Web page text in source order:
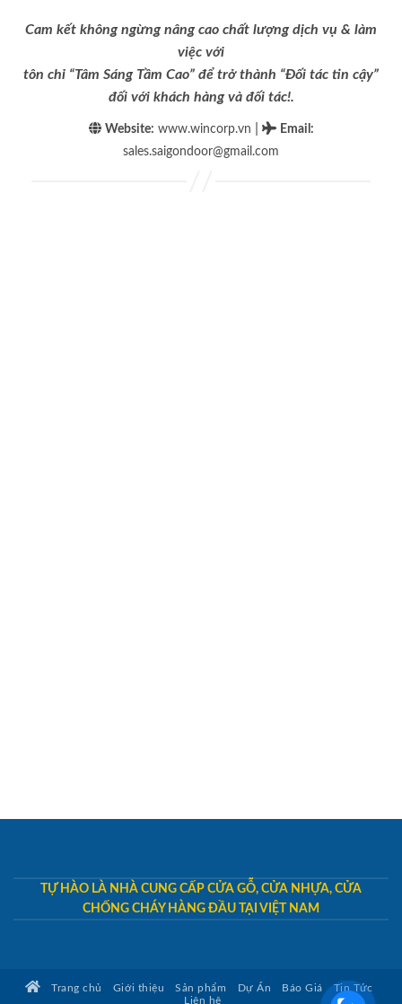
Cam kết không ngừng nâng cao chất lượng dịch vụ & làm
việc với
tôn chỉ “Tâm Sáng Tầm Cao” để trở thành “Đối tác tin cậy”
đối với khách hàng và đối tác!.
Website: www.wincorp.vn Email :
sales.saigondoor@gmail.com
TỰ HÀO LÀ NHÀ CUNG CẤP CỬA GỖ, CỬA NHỰA, CỬA
CHỐNG CHÁY HÀNG ĐẦU TẠI VIỆT NAM
Trang chủ Giới thiệu Sản phẩm Dự Án Báo Giá
Tin Tức
Liên hệ